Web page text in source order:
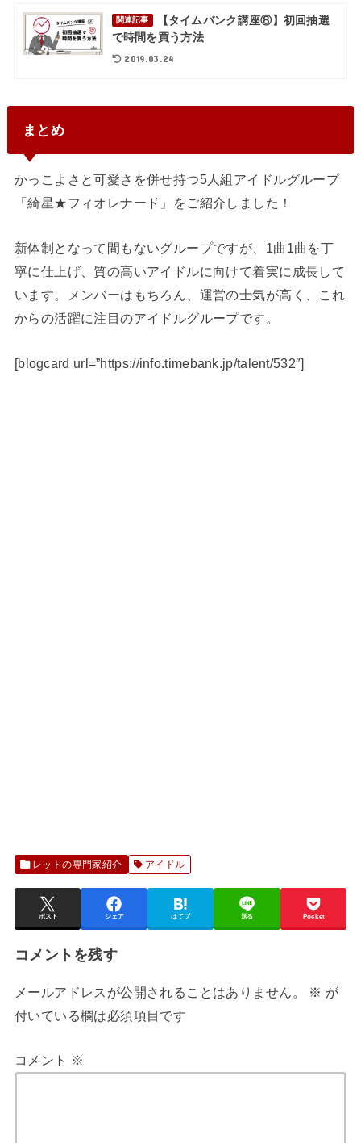
関連記事
【タイムバンク講座⑧】初回抽選
で時間を買う方法
2019.03.24
まとめ
かっこよさと可愛さを併せ持つ5人組アイドルグループ
「綺星★フィオレナード」をご紹介しました！
新体制となって間もないグループですが、1曲1曲を丁
寧に仕上げ、質の高いアイドルに向けて着実に成長して
います。メンバーはもちろん、運営の士気が高く、これ
からの活躍に注目のアイドルグループです。
[blogcard url=”https://info.timebank.jp/talent/532″]
レットの専門家紹介 アイドル
ポスト シェア はてブ 送る Pocket
コメントを残す
メールアドレスが公開されることはありません。 ※ が
付いている欄は必須項目です
コメント ※